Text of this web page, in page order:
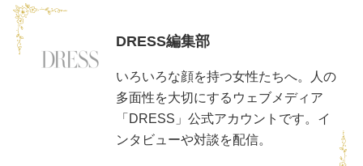
DRESS編集部
いろいろな顔を持つ女性たちへ。人の
多面性を大切にするウェブメディア
「DRESS」公式アカウントです。イ
ンタビューや対談を配信。